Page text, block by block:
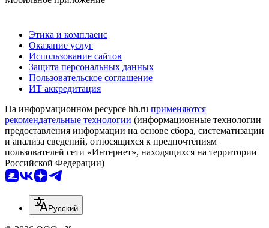
Этика и комплаенс
Оказание услуг
Использование сайтов
Защита персональных данных
Пользовательское соглашение
ИТ аккредитация
На информационном ресурсе hh.ru применяются
рекомендательные технологии (информационные технологии
предоставления информации на основе сбора, систематизации
и анализа сведений, относящихся к предпочтениям
пользователей сети «Интернет», находящихся на территории
Российской Федерации)
Русский